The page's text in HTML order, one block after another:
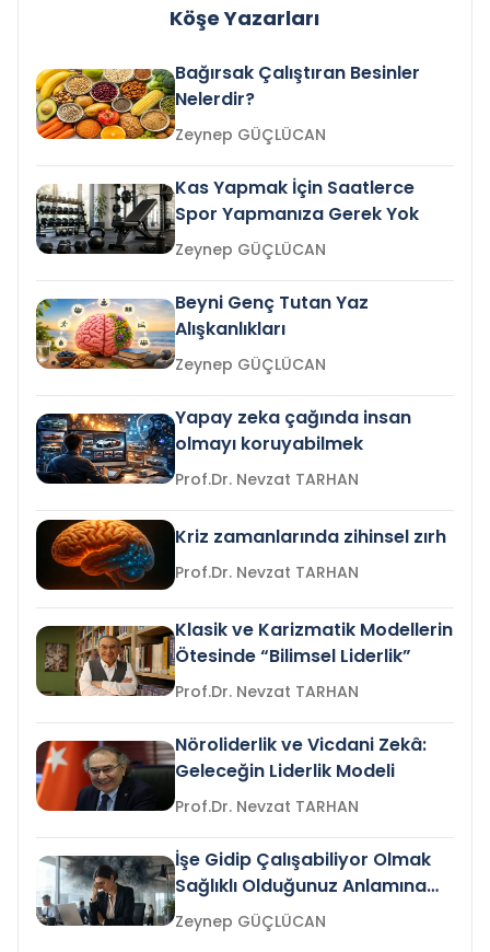
Köşe Yazarları
Bağırsak Çalıştıran Besinler
Nelerdir?
Zeynep GÜÇLÜCAN
Kas Yapmak İçin Saatlerce
Spor Yapmanıza Gerek Yok
Zeynep GÜÇLÜCAN
Beyni Genç Tutan Yaz
Alışkanlıkları
Zeynep GÜÇLÜCAN
Yapay zeka çağında insan
olmayı koruyabilmek
Prof.Dr. Nevzat TARHAN
Kriz zamanlarında zihinsel zırh
Prof.Dr. Nevzat TARHAN
Klasik ve Karizmatik Modellerin
Ötesinde “Bilimsel Liderlik”
Prof.Dr. Nevzat TARHAN
Nöroliderlik ve Vicdani Zekâ:
Geleceğin Liderlik Modeli
Prof.Dr. Nevzat TARHAN
İşe Gidip Çalışabiliyor Olmak
Sağlıklı Olduğunuz Anlamına
Gelir mi?Zeynep GÜÇLÜCAN